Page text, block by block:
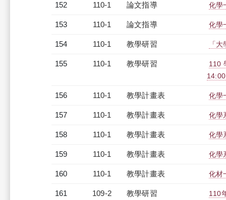
152 110-1 論文指導 化學
153 110-1 論文指導 化學
154 110-1 教學研習 「
155 110-1 教學研習
110
156 110-1 教學計畫表 化學
157 110-1 教學計畫表 化學
158 110-1 教學計畫表 化學
159 110-1 教學計畫表 化學
160 110-1 教學計畫表 化材
161 109-2 教學研習
110